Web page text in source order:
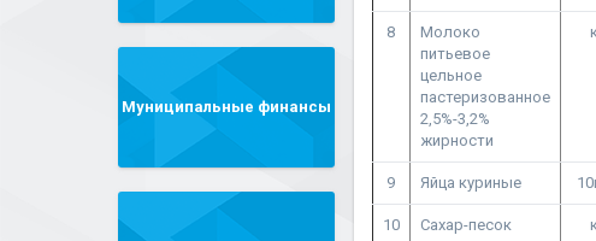
Муниципальные финансы
8
Молоко
питьевое
цельное
пастеризованное
2,5%-3,2%
жирности
9 Яйца куриные
10 Сахар-песок